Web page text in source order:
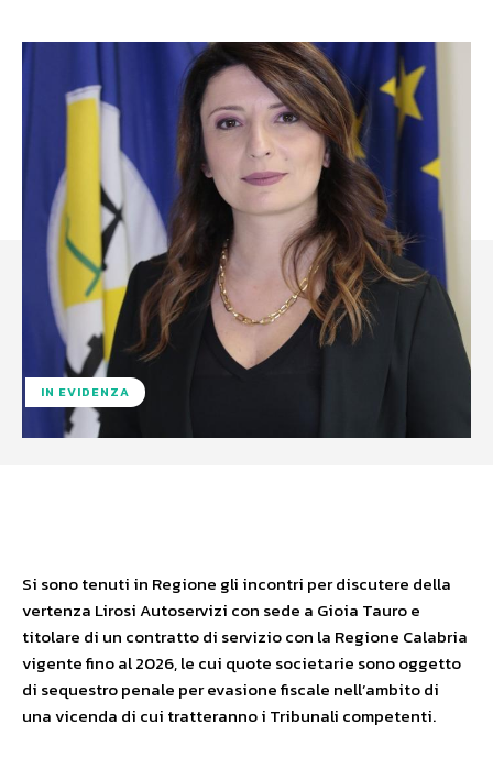
IN EVIDENZA
Si sono tenuti in Regione gli incontri per discutere della
vertenza Lirosi Autoservizi con sede a Gioia Tauro e
titolare di un contratto di servizio con la Regione Calabria
vigente fino al 2026, le cui quote societarie sono oggetto
di sequestro penale per evasione fiscale nell’ambito di
una vicenda di cui tratteranno i Tribunali competenti.